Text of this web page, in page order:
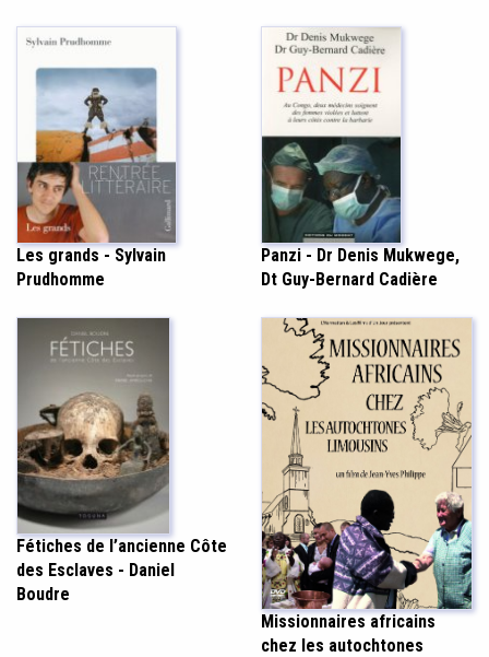
Les grands - Sylvain
Prudhomme
Panzi - Dr Denis Mukwege,
Dt Guy-Bernard Cadière
Fétiches de l’ancienne Côte
des Esclaves - Daniel
Boudre
Missionnaires africains
chez les autochtones